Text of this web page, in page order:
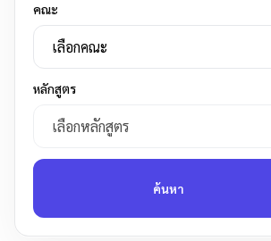
คณะ
หลักสูตร
ค้นหา